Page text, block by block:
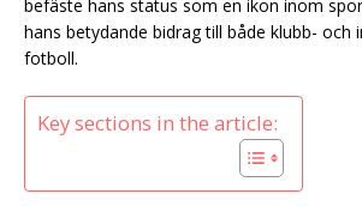
befäste hans status som en ikon inom
hans betydande bidrag till både klubb- och
fotboll.
Key sections in the article: